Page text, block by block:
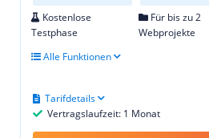
Kostenlose
Testphase
Für bis zu 2
Webprojekte
Alle Funktionen
Vertragslaufzeit: 1 Monat
Tarifdetails